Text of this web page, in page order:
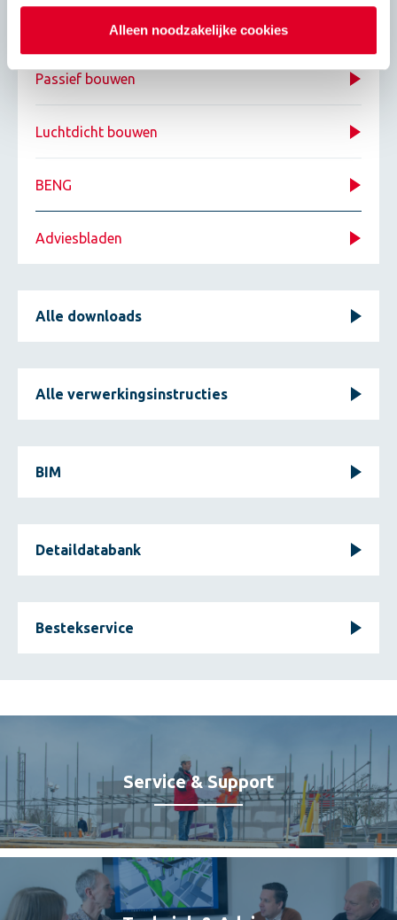
Alleen noodzakelijke cookies
Passief bouwen
Luchtdicht bouwen
BENG
Adviesbladen
Alle downloads
Alle verwerkingsinstructies
BIM
Detaildatabank
Bestekservice
Service & Support